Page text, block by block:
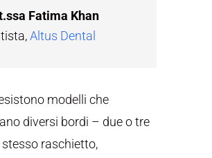
Fatima Khan
, Altus Dental
modelli che
diversi bordi – due o tre
raschietto,